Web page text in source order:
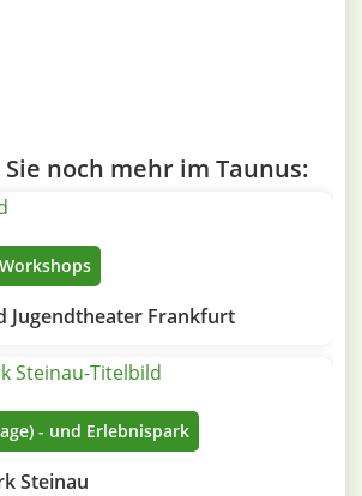
Sie noch mehr im Taunus:
Jugendtheater Frankfurt
- und Erlebnispark
Steinau